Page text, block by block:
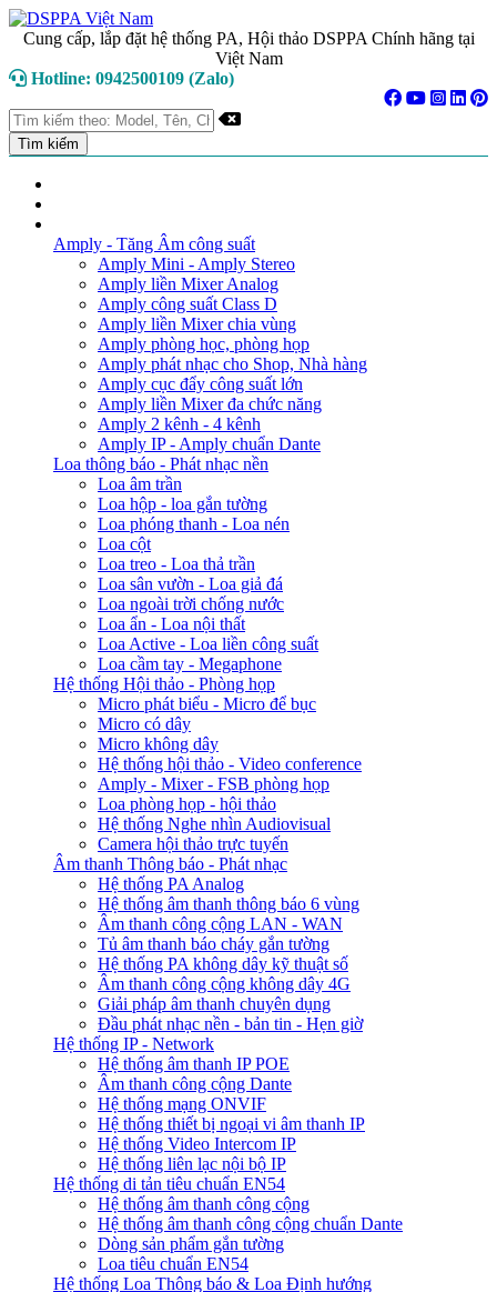
Cung cấp, lắp đặt hệ thống PA, Hội thảo DSPPA Chính hãng tại
Việt Nam
Hotline: 0942500109 (Zalo)
Amply - Tăng Âm công suất
Amply Mini - Amply Stereo
Amply liền Mixer Analog
Amply công suất Class D
Amply liền Mixer chia vùng
Amply phòng học, phòng họp
Amply phát nhạc cho Shop, Nhà hàng
Amply cục đẩy công suất lớn
Amply liền Mixer đa chức năng
Amply 2 kênh - 4 kênh
Amply IP - Amply chuẩn Dante
Loa thông báo - Phát nhạc nền
Loa âm trần
Loa hộp - loa gắn tường
Loa phóng thanh - Loa nén
Loa cột
Loa treo - Loa thả trần
Loa sân vườn - Loa giả đá
Loa ngoài trời chống nước
Loa ẩn - Loa nội thất
Loa Active - Loa liền công suất
Loa cầm tay - Megaphone
Hệ thống Hội thảo - Phòng họp
Micro phát biểu - Micro để bục
Micro có dây
Micro không dây
Hệ thống hội thảo - Video conference
Amply - Mixer - FSB phòng họp
Loa phòng họp - hội thảo
Hệ thống Nghe nhìn Audiovisual
Camera hội thảo trực tuyến
Âm thanh Thông báo - Phát nhạc
Hệ thống PA Analog
Hệ thống âm thanh thông báo 6 vùng
Âm thanh công cộng LAN - WAN
Tủ âm thanh báo cháy gắn tường
Hệ thống PA không dây kỹ thuật số
Âm thanh công cộng không dây 4G
Giải pháp âm thanh chuyên dụng
Đầu phát nhạc nền - bản tin - Hẹn giờ
Hệ thống IP - Network
Hệ thống âm thanh IP POE
Âm thanh công cộng Dante
Hệ thống mạng ONVIF
Hệ thống thiết bị ngoại vi âm thanh IP
Hệ thống Video Intercom IP
Hệ thống liên lạc nội bộ IP
Hệ thống di tản tiêu chuẩn EN54
Hệ thống âm thanh công cộng
Hệ thống âm thanh công cộng chuẩn Dante
Dòng sản phẩm gắn tường
Loa tiêu chuẩn EN54
Hệ thống Loa Thông báo & Loa Định hướng